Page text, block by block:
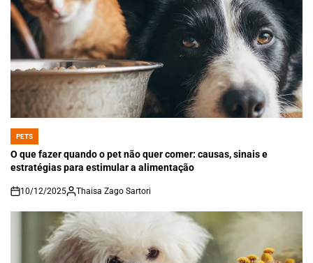
POSTED
IN
PETS
O que fazer quando o pet não quer comer: causas, sinais e
estratégias para estimular a alimentação
on
10/12/2025 Thaisa Zago Sartori